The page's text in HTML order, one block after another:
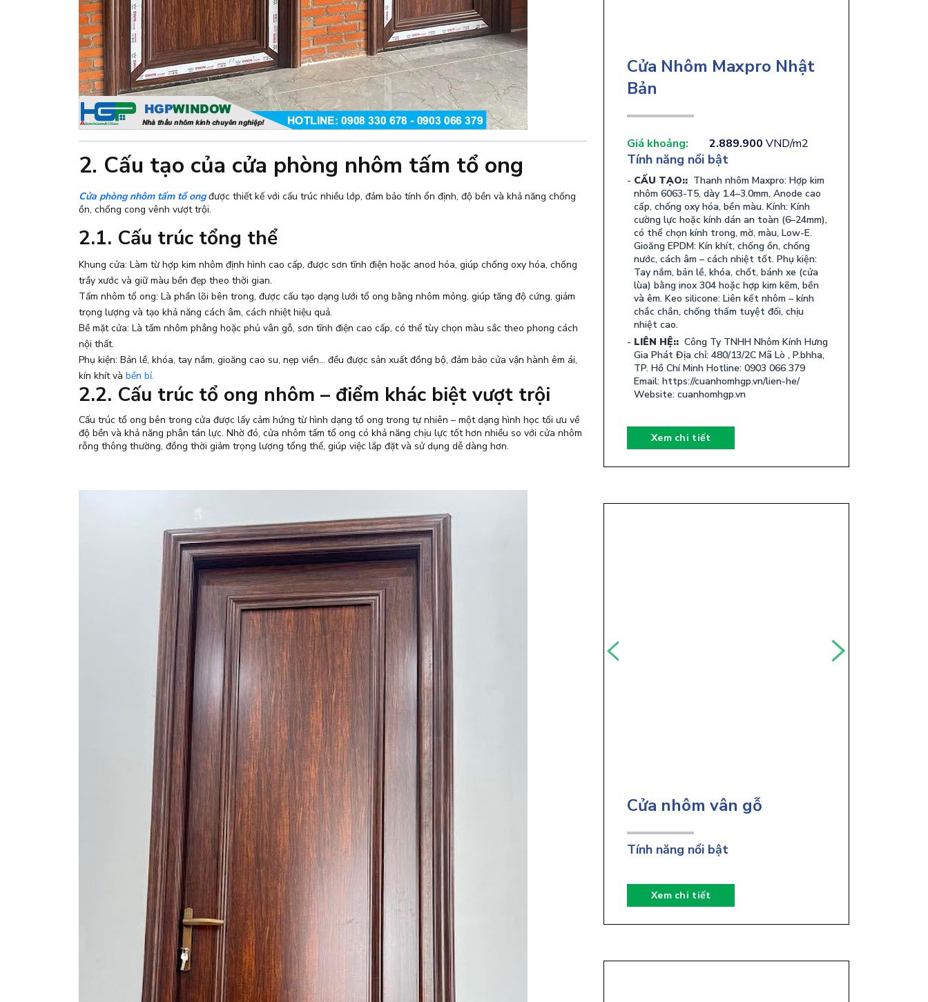
2. Cấu tạo của cửa phòng nhôm tấm tổ ong
Cửa phòng nhôm tấm tổ ong được thiết kế với cấu trúc nhiều lớp, đảm bảo tính ổn định, độ bền và khả năng chống
ồn, chống cong vênh vượt trội.
2.1. Cấu trúc tổng thể
Khung cửa: Làm từ hợp kim nhôm định hình cao cấp, được sơn tĩnh điện hoặc anod hóa, giúp chống oxy hóa, chống
trầy xước và giữ màu bền đẹp theo thời gian.
Tấm nhôm tổ ong: Là phần lõi bên trong, được cấu tạo dạng lưới tổ ong bằng nhôm mỏng, giúp tăng độ cứng, giảm
trọng lượng và tạo khả năng cách âm, cách nhiệt hiệu quả.
Bề mặt cửa: Là tấm nhôm phẳng hoặc phủ vân gỗ, sơn tĩnh điện cao cấp, có thể tùy chọn màu sắc theo phong cách
nội thất.
Phụ kiện: Bản lề, khóa, tay nắm, gioăng cao su, nẹp viền… đều được sản xuất đồng bộ, đảm bảo cửa vận hành êm ái,
kín khít và bền bỉ.
2.2. Cấu trúc tổ ong nhôm – điểm khác biệt vượt trội
Cấu trúc tổ ong bên trong cửa được lấy cảm hứng từ hình dạng tổ ong trong tự nhiên – một dạng hình học tối ưu về
độ bền và khả năng phân tán lực. Nhờ đó, cửa nhôm tấm tổ ong có khả năng chịu lực tốt hơn nhiều so với cửa nhôm
rỗng thông thường, đồng thời giảm trọng lượng tổng thể, giúp việc lắp đặt và sử dụng dễ dàng hơn.
Cửa Nhôm Maxpro Nhật
Bản
Giá khoảng: 2.889.900 VND/m2
Tính năng nổi bật
CẤU TẠO:: Thanh nhôm Maxpro: Hợp kim
nhôm 6063-T5, dày 1.4–3.0mm, Anode cao
cấp, chống oxy hóa, bền màu. Kính: Kính
cường lực hoặc kính dán an toàn (6–24mm),
có thể chọn kính trong, mờ, màu, Low-E.
Gioăng EPDM: Kín khít, chống ồn, chống
nước, cách âm – cách nhiệt tốt. Phụ kiện:
Tay nắm, bản lề, khóa, chốt, bánh xe (cửa
lùa) bằng inox 304 hoặc hợp kim kẽm, bền
và êm. Keo silicone: Liên kết nhôm – kính
chắc chắn, chống thấm tuyệt đối, chịu
nhiệt cao.
LIÊN HỆ:: Công Ty TNHH Nhôm Kính Hưng
Gia Phát Địa chỉ: 480/13/2C Mã Lò , P.bhha,
TP. Hồ Chí Minh Hotline: 0903 066 379
Email: https://cuanhomhgp.vn/lien-he/
Website: cuanhomhgp.vn
Xem chi tiết
Cửa nhôm vân gỗ
Tính năng nổi bật
Xem chi tiết